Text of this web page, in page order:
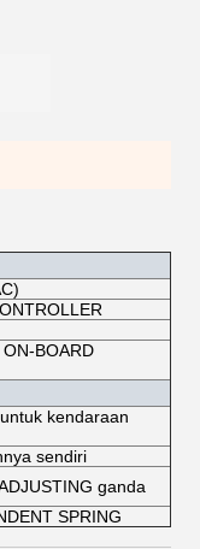
BOARD
kendaraan
sendiri
ganda
SPRING